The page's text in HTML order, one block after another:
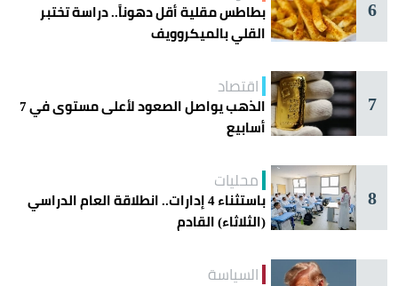
6
بطاطس مقلية أقل دهوناً.. دراسة تختبر
القلي بالميكروويف
7
اقتصاد
الذهب يواصل الصعود لأعلى مستوى في 7
أسابيع
8
محليات
باستثناء 4 إدارات.. انطلاقة العام الدراسي
(الثلاثاء) القادم
السياسة